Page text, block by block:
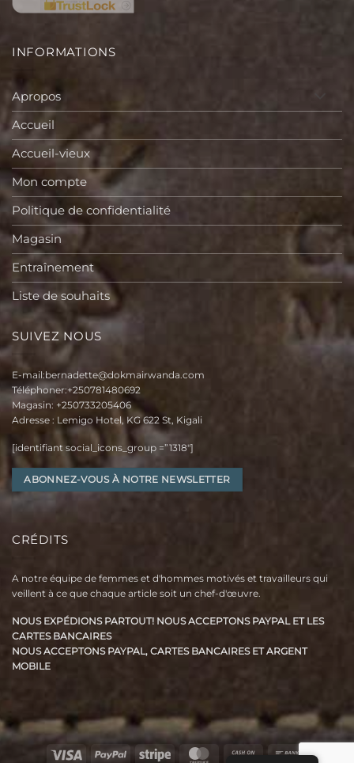
INFORMATIONS
Apropos
Accueil
Accueil-vieux
Mon compte
Politique de confidentialité
Magasin
Entraînement
Liste de souhaits
SUIVEZ NOUS
E-mail:bernadette@dokmairwanda.com
Téléphoner:+250781480692
Magasin: +250733205406
Adresse : Lemigo Hotel, KG 622 St, Kigali
[identifiant social_icons_group =”1318″]
ABONNEZ-VOUS À NOTRE NEWSLETTER
CRÉDITS
A notre équipe de femmes et d'hommes motivés et travailleurs qui
veillent à ce que chaque article soit un chef-d'œuvre.
NOUS EXPÉDIONS PARTOUT! NOUS ACCEPTONS PAYPAL ET LES
CARTES BANCAIRES
NOUS ACCEPTONS PAYPAL, CARTES BANCAIRES ET ARGENT
MOBILE
Visa
Pay
Bande MasterCardPaiementVirement